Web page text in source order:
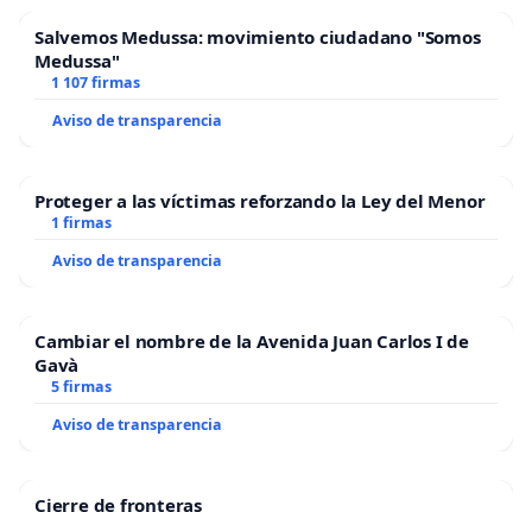
Salvemos Medussa: movimiento ciudadano "Somos
Medussa"
1 107 firmas
Aviso de transparencia
Proteger a las víctimas reforzando la Ley del Menor
1 firmas
Aviso de transparencia
Cambiar el nombre de la Avenida Juan Carlos I de
Gavà
5 firmas
Aviso de transparencia
Cierre de fronteras